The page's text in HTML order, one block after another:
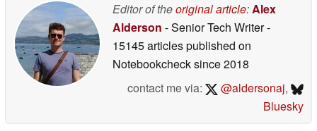
Editor of theoriginal article:Alex
Alderson - Senior Tech Writer-
15145 articles published on
Notebookchecksince 2018
contact me via:
@aldersonaj,
Bluesky